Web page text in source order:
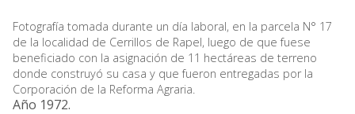
Fotografía tomada durante un día laboral, en la parcela N° 17
de la localidad de Cerrillos de Rapel, luego de que fuese
beneficiado con la asignación de 11 hectáreas de terreno
donde construyó su casa y que fueron entregadas por la
Corporación de la Reforma Agraria.
Año 1972.